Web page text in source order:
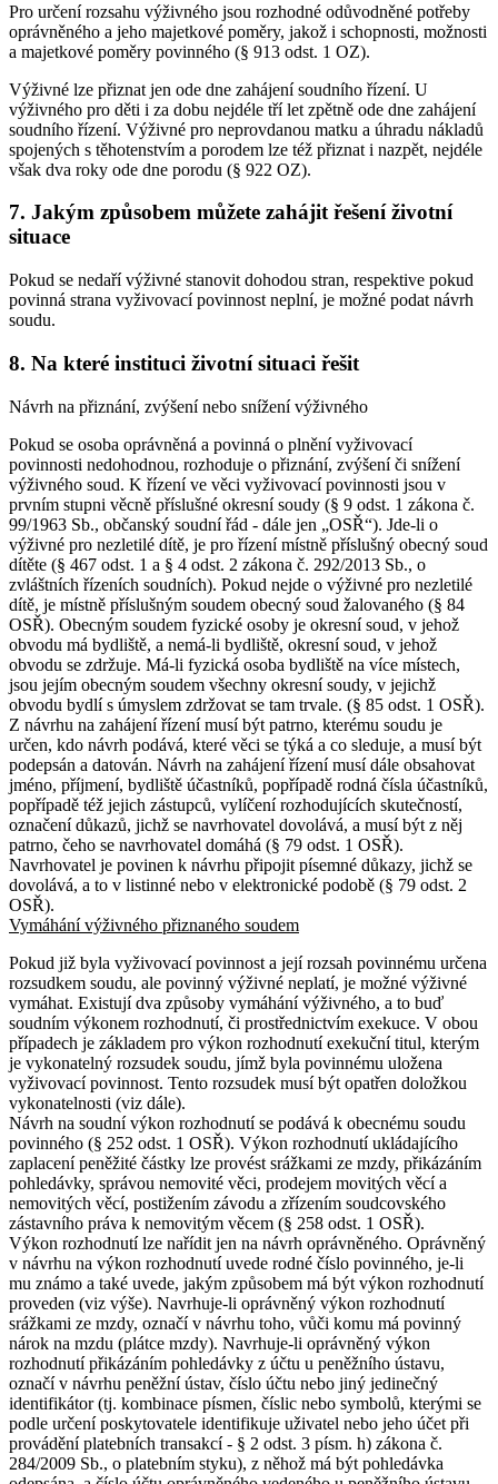
Pro určení rozsahu výživného jsou rozhodné odůvodněné potřeby
oprávněného a jeho majetkové poměry, jakož i schopnosti, možnosti
a majetkové poměry povinného (§ 913 odst. 1 OZ).
Výživné lze přiznat jen ode dne zahájení soudního řízení. U
výživného pro děti i za dobu nejdéle tří let zpětně ode dne zahájení
soudního řízení. Výživné pro neprovdanou matku a úhradu nákladů
spojených s těhotenstvím a porodem lze též přiznat i nazpět, nejdéle
však dva roky ode dne porodu (§ 922 OZ).
7. Jakým způsobem můžete zahájit řešení životní
situace
Pokud se nedaří výživné stanovit dohodou stran, respektive pokud
povinná strana vyživovací povinnost neplní, je možné podat návrh
soudu.
8. Na které instituci životní situaci řešit
Návrh na přiznání, zvýšení nebo snížení výživného
Pokud se osoba oprávněná a povinná o plnění vyživovací
povinnosti nedohodnou, rozhoduje o přiznání, zvýšení či snížení
výživného soud. K řízení ve věci vyživovací povinnosti jsou v
prvním stupni věcně příslušné okresní soudy (§ 9 odst. 1 zákona č.
99/1963 Sb., občanský soudní řád - dále jen „OSŘ“). Jde-li o
výživné pro nezletilé dítě, je pro řízení místně příslušný obecný soud
dítěte (§ 467 odst. 1 a § 4 odst. 2 zákona č. 292/2013 Sb., o
zvláštních řízeních soudních). Pokud nejde o výživné pro nezletilé
dítě, je místně příslušným soudem obecný soud žalovaného (§ 84
OSŘ). Obecným soudem fyzické osoby je okresní soud, v jehož
obvodu má bydliště, a nemá-li bydliště, okresní soud, v jehož
obvodu se zdržuje. Má-li fyzická osoba bydliště na více místech,
jsou jejím obecným soudem všechny okresní soudy, v jejichž
obvodu bydlí s úmyslem zdržovat se tam trvale. (§ 85 odst. 1 OSŘ).
Z návrhu na zahájení řízení musí být patrno, kterému soudu je
určen, kdo návrh podává, které věci se týká a co sleduje, a musí být
podepsán a datován. Návrh na zahájení řízení musí dále obsahovat
jméno, příjmení, bydliště účastníků, popřípadě rodná čísla účastníků,
popřípadě též jejich zástupců, vylíčení rozhodujících skutečností,
označení důkazů, jichž se navrhovatel dovolává, a musí být z něj
patrno, čeho se navrhovatel domáhá (§ 79 odst. 1 OSŘ).
Navrhovatel je povinen k návrhu připojit písemné důkazy, jichž se
dovolává, a to v listinné nebo v elektronické podobě (§ 79 odst. 2
OSŘ).
Vymáhání výživného přiznaného soudem
Pokud již byla vyživovací povinnost a její rozsah povinnému určena
rozsudkem soudu, ale povinný výživné neplatí, je možné výživné
vymáhat. Existují dva způsoby vymáhání výživného, a to buď
soudním výkonem rozhodnutí, či prostřednictvím exekuce. V obou
případech je základem pro výkon rozhodnutí exekuční titul, kterým
je vykonatelný rozsudek soudu, jímž byla povinnému uložena
vyživovací povinnost. Tento rozsudek musí být opatřen doložkou
vykonatelnosti (viz dále).
Návrh na soudní výkon rozhodnutí se podává k obecnému soudu
povinného (§ 252 odst. 1 OSŘ). Výkon rozhodnutí ukládajícího
zaplacení peněžité částky lze provést srážkami ze mzdy, přikázáním
pohledávky, správou nemovité věci, prodejem movitých věcí a
nemovitých věcí, postižením závodu a zřízením soudcovského
zástavního práva k nemovitým věcem (§ 258 odst. 1 OSŘ).
Výkon rozhodnutí lze nařídit jen na návrh oprávněného. Oprávněný
v návrhu na výkon rozhodnutí uvede rodné číslo povinného, je-li
mu známo a také uvede, jakým způsobem má být výkon rozhodnutí
proveden (viz výše). Navrhuje-li oprávněný výkon rozhodnutí
srážkami ze mzdy, označí v návrhu toho, vůči komu má povinný
nárok na mzdu (plátce mzdy). Navrhuje-li oprávněný výkon
rozhodnutí přikázáním pohledávky z účtu u peněžního ústavu,
označí v návrhu peněžní ústav, číslo účtu nebo jiný jedinečný
identifikátor (tj. kombinace písmen, číslic nebo symbolů, kterými se
podle určení poskytovatele identifikuje uživatel nebo jeho účet při
provádění platebních transakcí - § 2 odst. 3 písm. h) zákona č.
284/2009 Sb., o platebním styku), z něhož má být pohledávka